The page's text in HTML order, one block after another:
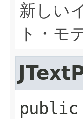
新しい
ト・モ
public